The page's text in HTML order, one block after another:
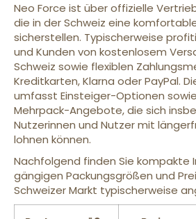
Neo Force ist über offizielle
die in der Schweiz eine
sicherstellen. Typischerweise
und Kunden von kostenlosem
Schweiz sowie flexiblen
Kreditkarten, Klarna oder PayPal.
umfasst Einsteiger-Optionen
Mehrpack-Angebote, die sich
Nutzerinnen und Nutzer mit
lohnen können.
Nachfolgend finden Sie kompakte
gängigen Packungsgrößen und
Schweizer Markt typischerweise